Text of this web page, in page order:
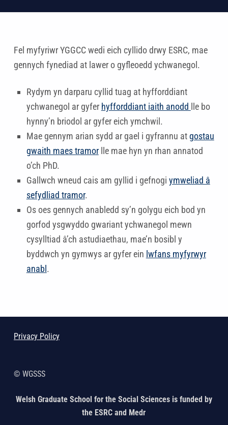
Fel myfyriwr YGGCC wedi eich cyllido drwy ESRC, mae
gennych fynediad at lawer o gyfleoedd ychwanegol.
Rydym yn darparu cyllid tuag at hyfforddiant
ychwanegol ar gyfer hyfforddiant iaith anodd
lle bo
hynny’n briodol ar gyfer eich ymchwil.
Mae gennym arian sydd ar gael i gyfrannu atgostau
gwaith maes tramorlle mae hyn yn rhan annatod
o’ch PhD.
Gallwch wneud cais am gyllid i gefnogi ymweliad â
sefydliad tramor.
Os oes gennych anabledd sy’n golygu eich bod yn
gorfod ysgwyddo gwariant ychwanegol mewn
cysylltiad â’ch astudiaethau, mae’n bosibl y
byddwch yn gymwys ar gyfer ein lwfans myfyrwyr
anabl .
Privacy Policy
© WGSSS
Welsh Graduate School for the Social Sciences is funded by
the ESRC and Medr